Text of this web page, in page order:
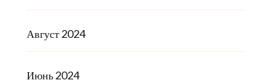
Август 2024
Июнь 2024